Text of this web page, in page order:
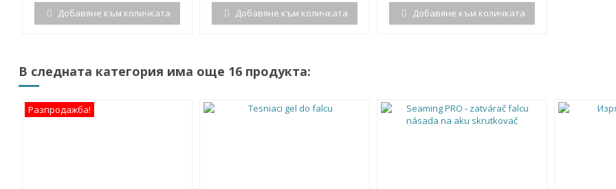
Добавяне към количката Добавяне към количката Добавяне към количката
В следната категория има още 16 продукта:
Разпродажба!